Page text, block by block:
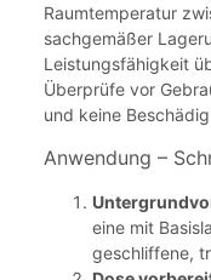
Raumtemperatur
sachgemäßer
Leistungsfähigkeit
Überprüfe vor
und keine
Anwendung –
eine mit
geschliffene,